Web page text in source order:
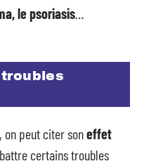
le psoriasis
on peut citer soneffet
certains troubles